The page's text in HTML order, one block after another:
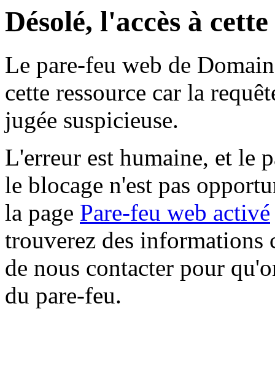
Désolé, l'accès à
Le pare-feu web de
cette ressource car la
jugée suspicieuse.
L'erreur est humaine, et le
le blocage n'est pas
la page Pare-feu web activé
trouverez des informations
de nous contacter pour
du pare-feu.